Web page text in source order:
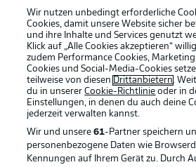
10' Taktisch spannend
Leipzig spielt hier mit
Benjamin Henrichs, eigentlich
bespielt den linken Flügel. Marcel
Linksverteidiger, agiert als rechter
ziehen mit Ball in Richtung
Leipziger Pressing
Wir nutzen unbedingt erforderliche
Cookies, damit unsere Website sicher
und ihre Inhalte und Services genutzt
Klick auf „Alle Cookies akzeptieren“
zudem Performance Cookies,
Cookies und Social-Media-Cookies
teilweise von diesen Drittanbietern.
du in unsererCookie-Richtlinie oder in
Einstellungen, in denen du auch deine
jederzeit verwalten kannst.
Wir und unsere61-Partner speichern
personenbezogene Daten wie
Kennungen auf Ihrem Gerät zu. Durch